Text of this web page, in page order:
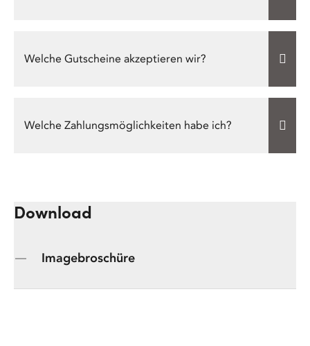
Welche Gutscheine akzeptieren wir?
Welche Zahlungsmöglichkeiten habe ich?
Download
Imagebroschüre